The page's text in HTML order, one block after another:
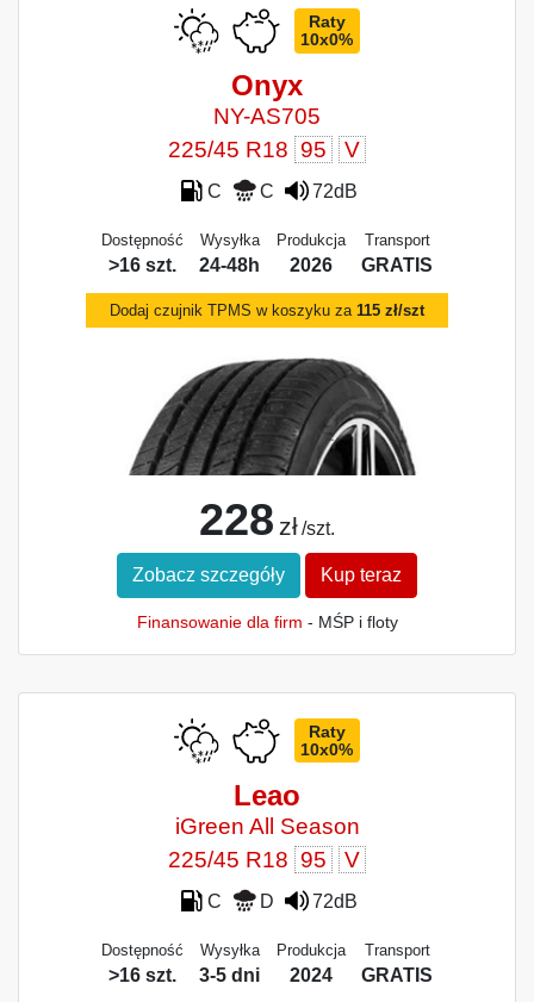
Raty
10x0%
Onyx
NY-AS705
225/45 R18 95 V
C C 72dB
Dostępność
>16 szt.
Wysyłka
24-48h
Produkcja
2026
Transport
GRATIS
Dodaj czujnik TPMS w koszyku za 115 zł/szt
228 zł /szt.
Zobacz szczegóły Kup teraz
Finansowanie dla firm - MŚP i floty
Raty
10x0%
Leao
iGreen All Season
225/45 R18 95 V
C D 72dB
Dostępność
>16 szt.
Wysyłka
3-5 dni
Produkcja
2024
Transport
GRATIS